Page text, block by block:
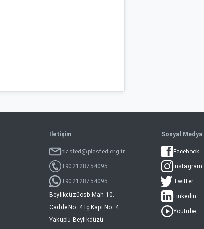
İletişim
plasfed@plasfed.org.tr
+902128754095
+902128754095
Beylikdüzüosb Mah 10.
Cadde No: 4 İç Kapı No: 4
Yakuplu Beylikdüzü
Sosyal Medya
Facebook
Instagram
Twitter
Linkedin
Youtube